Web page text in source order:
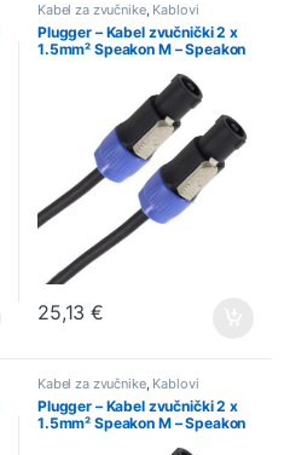
Kabel za zvučnike, Kablovi
Plugger – Kabel zvučnički 2 x
1.5mm² Speakon M – Speakon
25,13€
Kabel za zvučnike, Kablovi
Plugger – Kabel zvučnički 2 x
1.5mm² Speakon M – Speakon